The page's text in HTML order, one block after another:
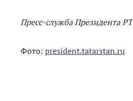
Пресс-служба Президента РТ
Фото: president.tatarstan.ru